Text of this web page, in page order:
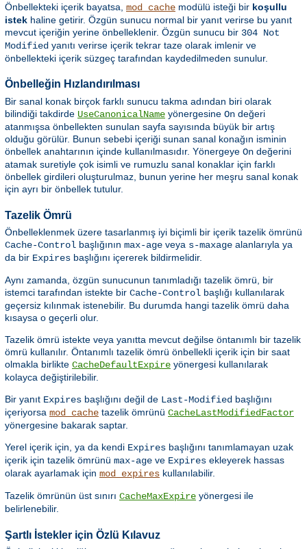
Önbellekteki içerik bayatsa, mod_cache modülü isteği bir koşullu
istek haline getirir. Özgün sunucu normal bir yanıt verirse bu yanıt
mevcut içeriğin yerine önbelleklenir. Özgün sunucu bir 304 Not
Modified yanıtı verirse içerik tekrar taze olarak imlenir ve
önbellekteki içerik süzgeç tarafından kaydedilmeden sunulur.
Önbelleğin Hızlandırılması
Bir sanal konak birçok farklı sunucu takma adından biri olarak
bilindiği takdirde UseCanonicalName yönergesine On değeri
atanmışsa önbellekten sunulan sayfa sayısında büyük bir artış
olduğu görülür. Bunun sebebi içeriği sunan sanal konağın isminin
önbellek anahtarının içinde kullanılmasıdır. Yönergeye On değerini
atamak suretiyle çok isimli ve rumuzlu sanal konaklar için farklı
önbellek girdileri oluşturulmaz, bunun yerine her meşru sanal konak
için ayrı bir önbellek tutulur.
Tazelik Ömrü
Önbelleklenmek üzere tasarlanmış iyi biçimli bir içerik tazelik ömrünü
Cache-Control başlığının max-age veya s-maxage alanlarıyla ya
da bir Expires başlığını içererek bildirmelidir.
Aynı zamanda, özgün sunucunun tanımladığı tazelik ömrü, bir
istemci tarafından istekte bir Cache-Control başlığı kullanılarak
geçersiz kılınmak istenebilir. Bu durumda hangi tazelik ömrü daha
kısaysa o geçerli olur.
Tazelik ömrü istekte veya yanıtta mevcut değilse öntanımlı bir tazelik
ömrü kullanılır. Öntanımlı tazelik ömrü önbellekli içerik için bir saat
olmakla birlikte CacheDefaultExpire yönergesi kullanılarak
kolayca değiştirilebilir.
Bir yanıt Expires başlığını değil de Last-Modified başlığını
içeriyorsa mod_cache tazelik ömrünü CacheLastModifiedFactor
yönergesine bakarak saptar.
Yerel içerik için, ya da kendi Expires başlığını tanımlamayan uzak
içerik için tazelik ömrünü max-age ve Expires ekleyerek hassas
olarak ayarlamak için mod_expires kullanılabilir.
Tazelik ömrünün üst sınırı CacheMaxExpire yönergesi ile
belirlenebilir.
Şartlı İstekler için Özlü Kılavuz